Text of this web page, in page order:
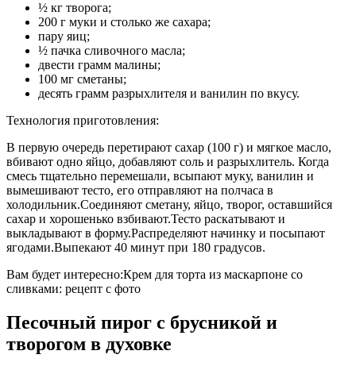
½ кг творога;
200 г муки и столько же сахара;
пару яиц;
½ пачка сливочного масла;
двести грамм малины;
100 мг сметаны;
десять грамм разрыхлителя и ванилин по вкусу.
Технология приготовления:
В первую очередь перетирают сахар (100 г) и мягкое масло,
вбивают одно яйцо, добавляют соль и разрыхлитель. Когда
смесь тщательно перемешали, всыпают муку, ванилин и
вымешивают тесто, его отправляют на полчаса в
холодильник.Соединяют сметану, яйцо, творог, оставшийся
сахар и хорошенько взбивают.Тесто раскатывают и
выкладывают в форму.Распределяют начинку и посыпают
ягодами.Выпекают 40 минут при 180 градусов.
Вам будет интересно:Крем для торта из маскарпоне со
сливками: рецепт с фото
Песочный пирог с брусникой и
творогом в духовке